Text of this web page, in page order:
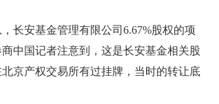
长安基金管理有限公司6.67%股权的项
中国记者注意到，这是长安基金相关股
京产权交易所有过挂牌，当时的转让底